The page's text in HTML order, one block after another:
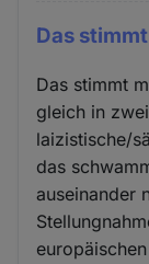
Das
Das stimmt
gleich in
laizistische/
das
auseinander